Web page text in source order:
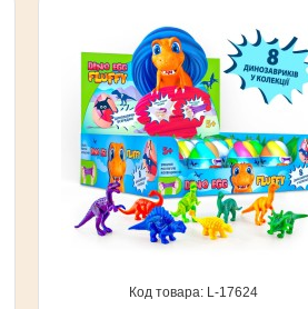
17624